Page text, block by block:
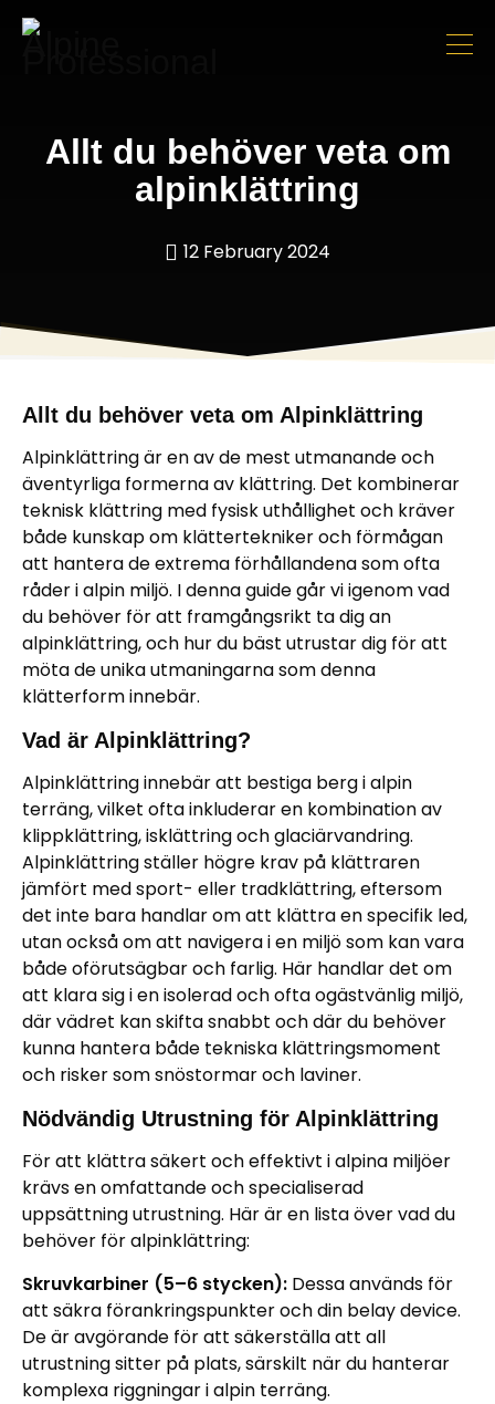
Allt du behöver veta om
alpinklättring
12 February 2024
Allt du behöver veta om Alpinklättring
Alpinklättring är en av de mest utmanande och
äventyrliga formerna av klättring. Det kombinerar
teknisk klättring med fysisk uthållighet och kräver
både kunskap om klättertekniker och förmågan
att hantera de extrema förhållandena som ofta
råder i alpin miljö. I denna guide går vi igenom vad
du behöver för att framgångsrikt ta dig an
alpinklättring, och hur du bäst utrustar dig för att
möta de unika utmaningarna som denna
klätterform innebär.
Vad är Alpinklättring?
Alpinklättring innebär att bestiga berg i alpin
terräng, vilket ofta inkluderar en kombination av
klippklättring, isklättring och glaciärvandring.
Alpinklättring ställer högre krav på klättraren
jämfört med sport- eller tradklättring, eftersom
det inte bara handlar om att klättra en specifik led,
utan också om att navigera i en miljö som kan vara
både oförutsägbar och farlig. Här handlar det om
att klara sig i en isolerad och ofta ogästvänlig miljö,
där vädret kan skifta snabbt och där du behöver
kunna hantera både tekniska klättringsmoment
och risker som snöstormar och laviner.
Nödvändig Utrustning för Alpinklättring
För att klättra säkert och effektivt i alpina miljöer
krävs en omfattande och specialiserad
uppsättning utrustning. Här är en lista över vad du
behöver för alpinklättring:
Skruvkarbiner (5–6 stycken): Dessa används för
att säkra förankringspunkter och din belay device.
De är avgörande för att säkerställa att all
utrustning sitter på plats, särskilt när du hanterar
komplexa riggningar i alpin terräng.